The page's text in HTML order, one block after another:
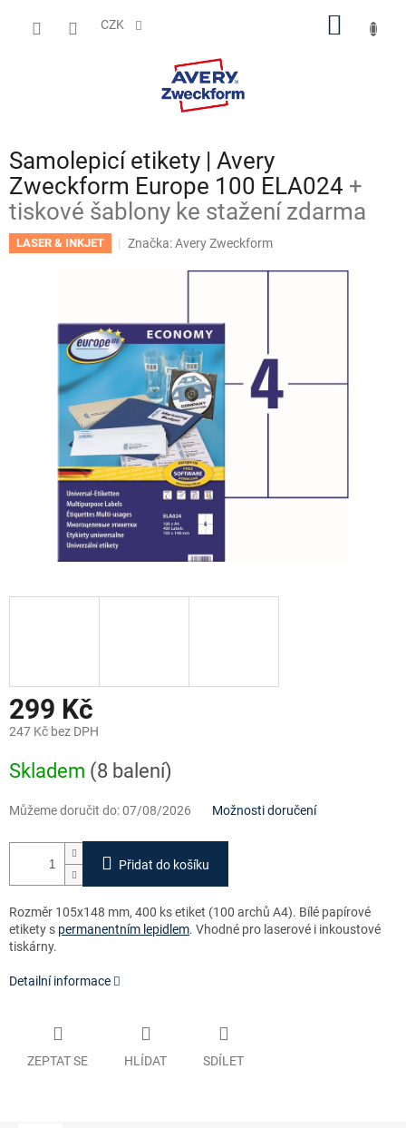
CZK
Samolepicí etikety | Avery
Zweckform Europe 100 ELA024 +
tiskové šablony ke stažení zdarma
LASER & INKJET Značka:Avery Zweckform
299 Kč
247 Kč bez DPH
cena:
Skladem (8 balení)
Můžeme doručit do:07/08/2026 Možnosti doručení
Přidat do košíku
Rozměr 105x148 mm, 400 ks etiket (100 archů A4). Bílé papírové
etikety s permanentním lepidlem. Vhodné pro laserové i inkoustové
tiskárny.
Detailní informace
ZEPTAT SE HLÍDAT SDÍLET